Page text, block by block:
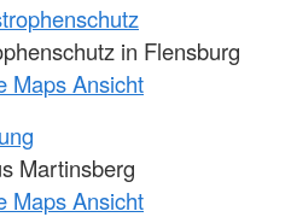
in Flensburg
Maps Ansicht
Martinsberg
Maps Ansicht